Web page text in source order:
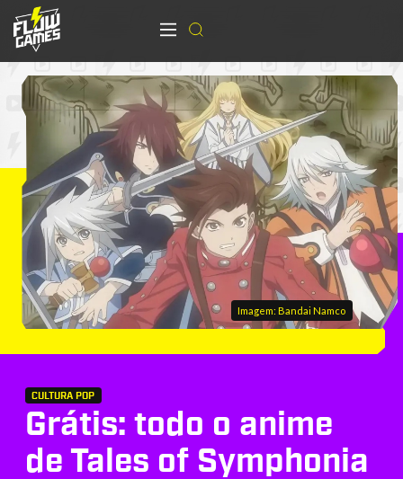
Imagem: Bandai Namco
CULTURA POP
Grátis: todo o anime
de Tales of Symphonia